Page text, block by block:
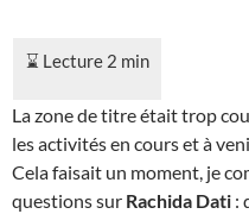
La zone de titre était trop
les activités en cours et à
Cela faisait un moment, je
questions sur Rachida Dati :